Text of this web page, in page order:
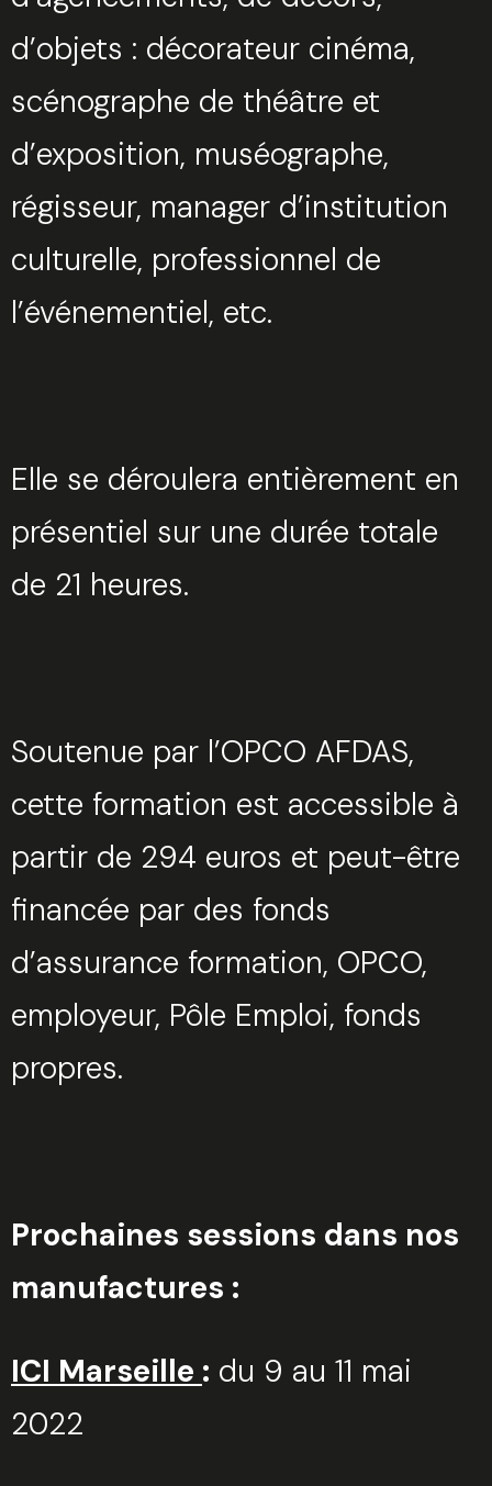
d’objets : décorateur cinéma,
scénographe de théâtre et
d’exposition, muséographe,
régisseur, manager d’institution
culturelle, professionnel de
l’événementiel, etc.
Elle se déroulera entièrement en
présentiel sur une durée totale
de 21 heures.
Soutenue par l’OPCO AFDAS,
cette formation est accessible à
partir de 294 euros et peut-être
financée par des fonds
d’assurance formation, OPCO,
employeur, Pôle Emploi, fonds
propres.
Prochaines sessions dans nos
manufactures :
ICI Marseille : du 9 au 11 mai
2022